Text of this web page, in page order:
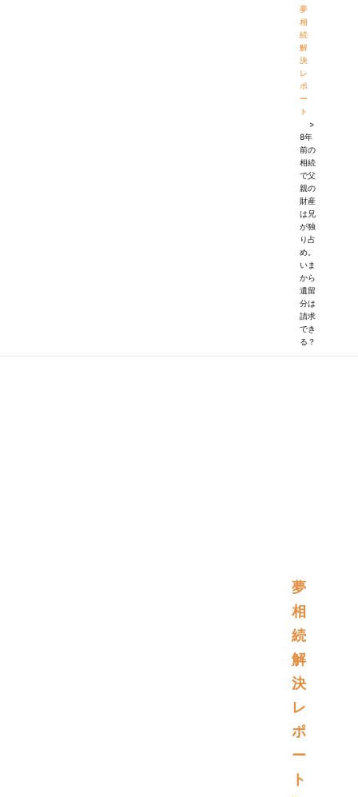
夢
相
続
解
決
レ
ポ
ー
ト
>
8年
前の
相続
で父
親の
財産
は兄
が独
り占
め。
いま
から
遺留
分は
請求
でき
る？
夢
相
続
解
決
レ
ポ
ー
ト